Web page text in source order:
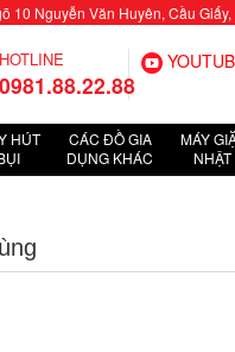
10 Nguyễn Văn Huyên, Cầu
HOTLINE
0981.88.22.88
HÚT
CÁC ĐỒ GIA
DỤNG KHÁC
MÁY
NHẬT